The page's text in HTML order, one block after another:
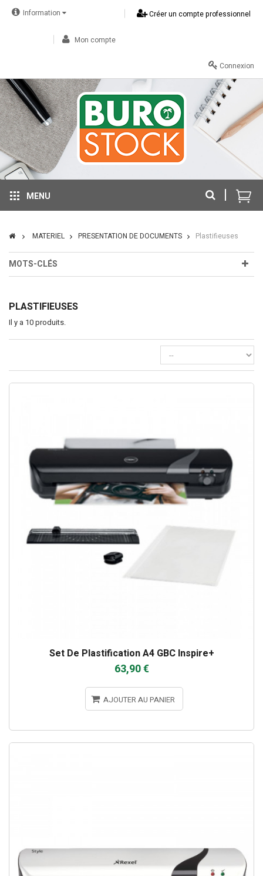
Information Créer un compte professionnel
Mon compte
Connexion
MENU
MATERIEL PRESENTATION DE DOCUMENTS Plastifieuses
MOTS-CLÉS
PLASTIFIEUSES
Il y a 10 produits.
Set De Plastification A4 GBC Inspire+
63,90 €
AJOUTER AU PANIER